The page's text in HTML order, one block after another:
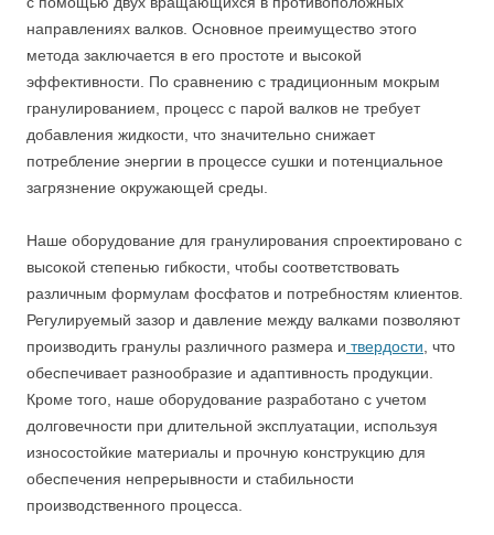
направлениях валков. Основное преимущество этого
метода заключается в его простоте и высокой
эффективности. По сравнению с традиционным мокрым
гранулированием, процесс с парой валков не требует
добавления жидкости, что значительно снижает
потребление энергии в процессе сушки и потенциальное
загрязнение окружающей среды.
Наше оборудование для гранулирования спроектировано с
высокой степенью гибкости, чтобы соответствовать
различным формулам фосфатов и потребностям клиентов.
Регулируемый зазор и давление между валками позволяют
производить гранулы различного размера и твердости , что
обеспечивает разнообразие и адаптивность продукции.
Кроме того, наше оборудование разработано с учетом
долговечности при длительной эксплуатации, используя
износостойкие материалы и прочную конструкцию для
обеспечения непрерывности и стабильности
производственного процесса.